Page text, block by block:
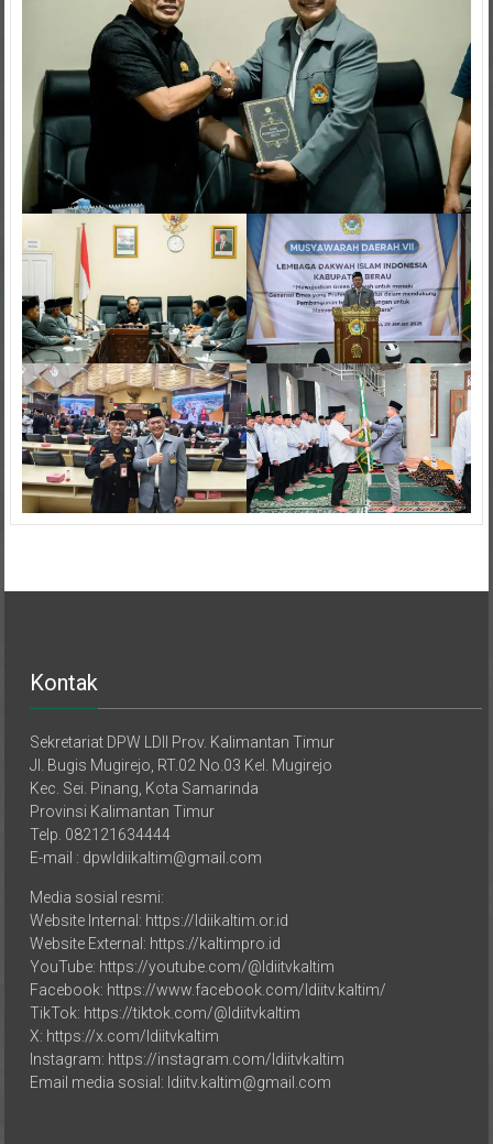
Jl. Bugis Mugirejo, RT.02 No.03 Kel. Mugirejo
Kec. Sei. Pinang, Kota Samarinda
Provinsi Kalimantan Timur
Telp. 082121634444
E-mail : dpwldiikaltim@gmail.com
Website Internal: https://ldiikaltim.or.id
Website External: https://kaltimpro.id
YouTube: https://youtube.com/@ldiitvkaltim
Facebook: https://www.facebook.com/ldiitv.kaltim/
TikTok: https://tiktok.com/@ldiitvkaltim
X: https://x.com/ldiitvkaltim
Instagram: https://instagram.com/ldiitvkaltim
Email media sosial: ldiitv.kaltim@gmail.com